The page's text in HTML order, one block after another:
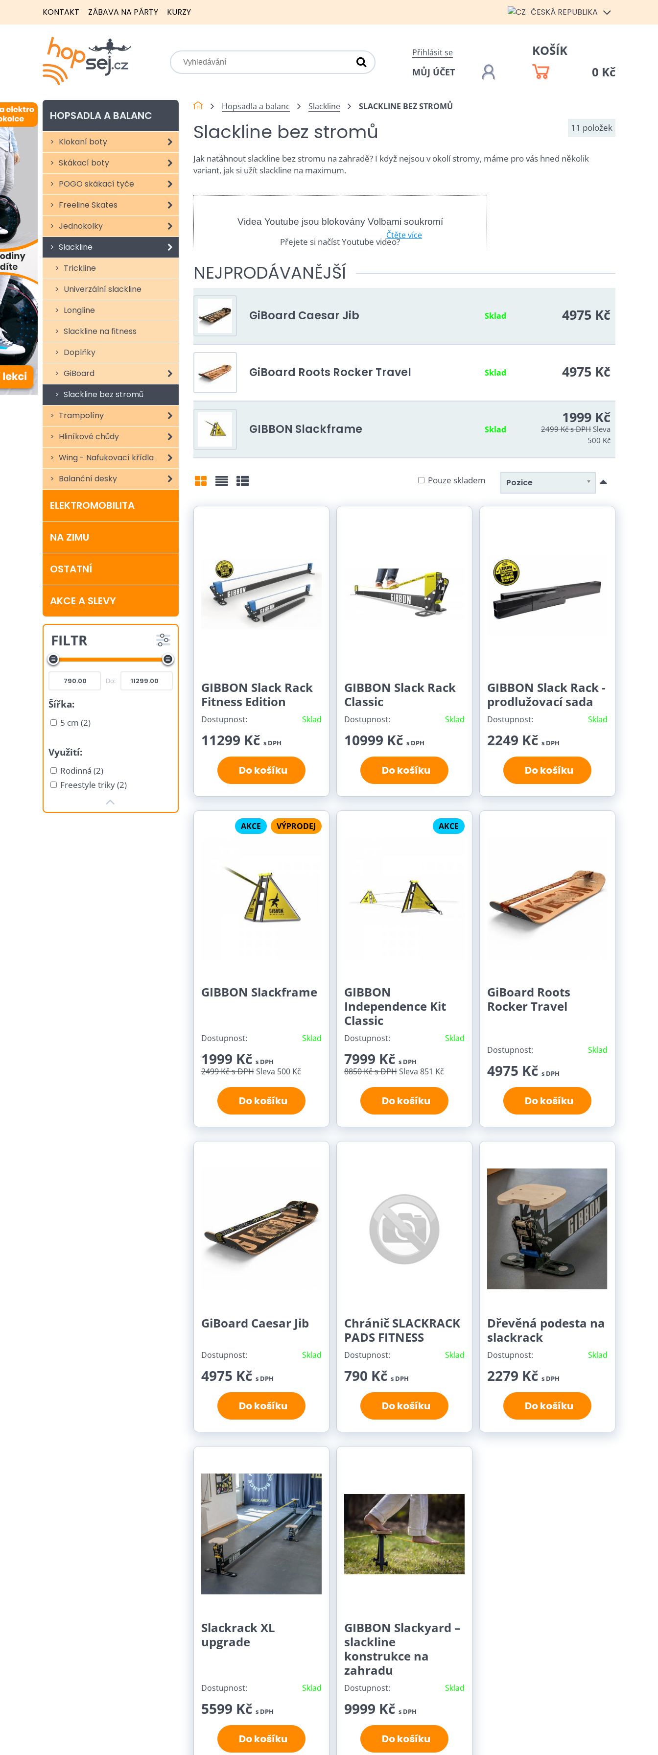
KONTAKT ZÁBAVA NA PÁRTY KURZY ČESKÁ REPUBLIKA
Přihlásit se
MŮJ ÚČET
KOŠÍK
0 Kč
HOPSADLA A BALANC
Klokaní boty
Skákací boty
POGO skákací tyče
Freeline Skates
Jednokolky
Slackline
Trickline
Univerzální slackline
Longline
Slackline na fitness
Doplňky
GiBoard
Slackline bez stromů
Trampolíny
Hliníkové chůdy
Wing - Nafukovací křídla
Balanční desky
ELEKTROMOBILITA
NA ZIMU
OSTATNÍ
AKCE A SLEVY
FILTR
Do:
Šířka:
5 cm (2)
Využití:
Rodinná (2)
Freestyle triky (2)
Hopsadla a balanc Slackline SLACKLINE BEZ STROMŮ
Slackline bez stromů 11 položek
Jak natáhnout slackline bez stromu na zahradě? I když nejsou v okolí stromy, máme pro vás hned několik
variant, jak si užít slackline na maximum.
Videa Youtube jsou blokovány Volbami soukromí
Přejete si načíst Youtube video?
Povolit jednou
Otevřít video v novém okně
Povolit jednou
Povolit a zapamatovat - souhlas s druhem cookie: Funkční
Čtěte více
NEJPRODÁVANĚJŠÍ
GiBoard Caesar Jib Sklad 4975 Kč
GiBoard Roots Rocker Travel Sklad 4975 Kč
GIBBON Slackframe Sklad
1999 Kč
2499 Kčs DPH Sleva
500 Kč
Pozice
Pouze skladem
GIBBON Slack Rack
Fitness Edition
Dostupnost: Sklad
11299 Kč s DPH
Do košíku
GIBBON Slack Rack
Classic
Dostupnost: Sklad
10999 Kč s DPH
Do košíku
GIBBON Slack Rack -
prodlužovací sada
Dostupnost: Sklad
2249 Kč s DPH
Do košíku
AKCE VÝPRODEJ
GIBBON Slackframe
Dostupnost: Sklad
1999 Kč s DPH
2499 Kčs DPH Sleva 500 Kč
Do košíku
AKCE
GIBBON
Independence Kit
Classic
Dostupnost: Sklad
7999 Kč s DPH
8850 Kčs DPHSleva 851 Kč
Do košíku
GiBoard Roots
Rocker Travel
Dostupnost: Sklad
4975 Kč s DPH
Do košíku
GiBoard Caesar Jib
Dostupnost: Sklad
4975 Kč s DPH
Do košíku
Chránič SLACKRACK
PADS FITNESS
Dostupnost: Sklad
790 Kč s DPH
Do košíku
Dřevěná podesta na
slackrack
Dostupnost: Sklad
2279 Kč s DPH
Do košíku
Slackrack XL
upgrade
Dostupnost: Sklad
5599 Kč s DPH
Do košíku
GIBBON Slackyard –
slackline
konstrukce na
zahradu
Dostupnost: Sklad
9999 Kč s DPH
Do košíku